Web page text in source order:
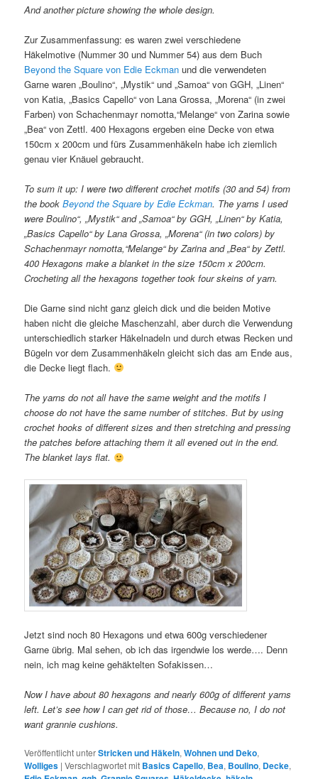
And another picture showing the whole design.
Zur Zusammenfassung: es waren zwei verschiedene
Häkelmotive (Nummer 30 und Nummer 54) aus dem Buch
Beyond the Square von Edie Eckman und die verwendeten
Garne waren „Boulino“, „Mystik“ und „Samoa“ von GGH, „Linen“
von Katia, „Basics Capello“ von Lana Grossa, „Morena“ (in zwei
Farben) von Schachenmayr nomotta,“Melange“ von Zarina sowie
„Bea“ von Zettl. 400 Hexagons ergeben eine Decke von etwa
150cm x 200cm und fürs Zusammenhäkeln habe ich ziemlich
genau vier Knäuel gebraucht.
To sum it up: I were two different crochet motifs (30 and 54) from
the bookBeyond the Square by Edie Eckman. The yarns I used
were Boulino“, „Mystik“ and „Samoa“ by GGH, „Linen“ by Katia,
„Basics Capello“ by Lana Grossa, „Morena“ (in two colors) by
Schachenmayr nomotta,“Melange“ by Zarina and „Bea“ by Zettl.
400 Hexagons make a blanket in the size 150cm x 200cm.
Crocheting all the hexagons together took four skeins of yarn.
Die Garne sind nicht ganz gleich dick und die beiden Motive
haben nicht die gleiche Maschenzahl, aber durch die Verwendung
unterschiedlich starker Häkelnadeln und durch etwas Recken und
Bügeln vor dem Zusammenhäkeln gleicht sich das am Ende aus,
die Decke liegt flach.
The yarns do not all have the same weight and the motifs I
choose do not have the same number of stitches. But by using
crochet hooks of different sizes and then stretching and pressing
the patches before attaching them it all evened out in the end.
The blanket lays flat.
Jetzt sind noch 80 Hexagons und etwa 600g verschiedener
Garne übrig. Mal sehen, ob ich das irgendwie los werde…. Denn
nein, ich mag keine gehäktelten Sofakissen…
Now I have about 80 hexagons and nearly 600g of different yarns
left. Let’s see how I can get rid of those… Because no, I do not
want grannie cushions.
Veröffentlicht unterStricken und Häkeln,Wohnen und Deko,
Wolliges |Verschlagwortet mit Basics Capello, Bea, Boulino, Decke,